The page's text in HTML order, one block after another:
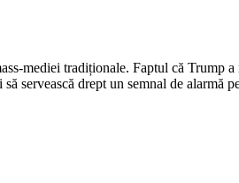
mediei tradiționale. Faptul că Trump a
servească drept un semnal de alarmă